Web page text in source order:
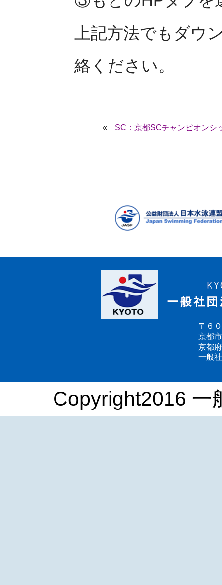
上記方法でもダウ
絡ください。
« SC：京都SCチャンピオンシ
〒６
京都
京都
一般
Copyright2016